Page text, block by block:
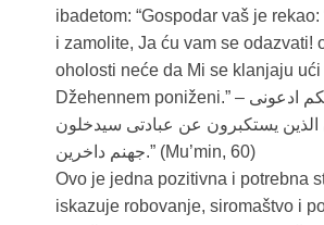
ibadetom: “Gospodar vaš je rekao:
i zamolite, Ja ću vam se odazvati!
oholosti neće da Mi se klanjaju ući
Džehennem poniženi.” – و قال ربکم ادعونی
یستکبرون عن عبادتی سیدخلون
جهنم داخرین.” (Mu’min, 60)
Ovo je jedna pozitivna i potrebna
iskazuje robovanje, siromaštvo i